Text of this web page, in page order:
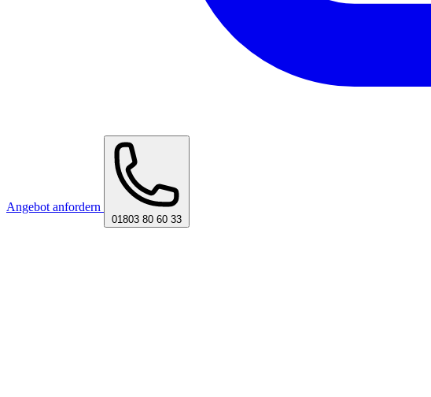
Angebot anfordern
01803 80 60 33